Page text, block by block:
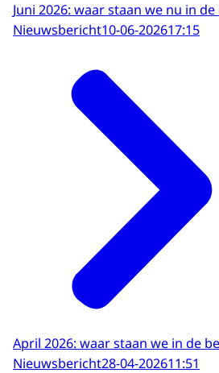
Juni 2026: waar staan we nu in
Nieuwsbericht10-06-202617:15
April 2026: waar staan we in de
Nieuwsbericht28-04-202611:51